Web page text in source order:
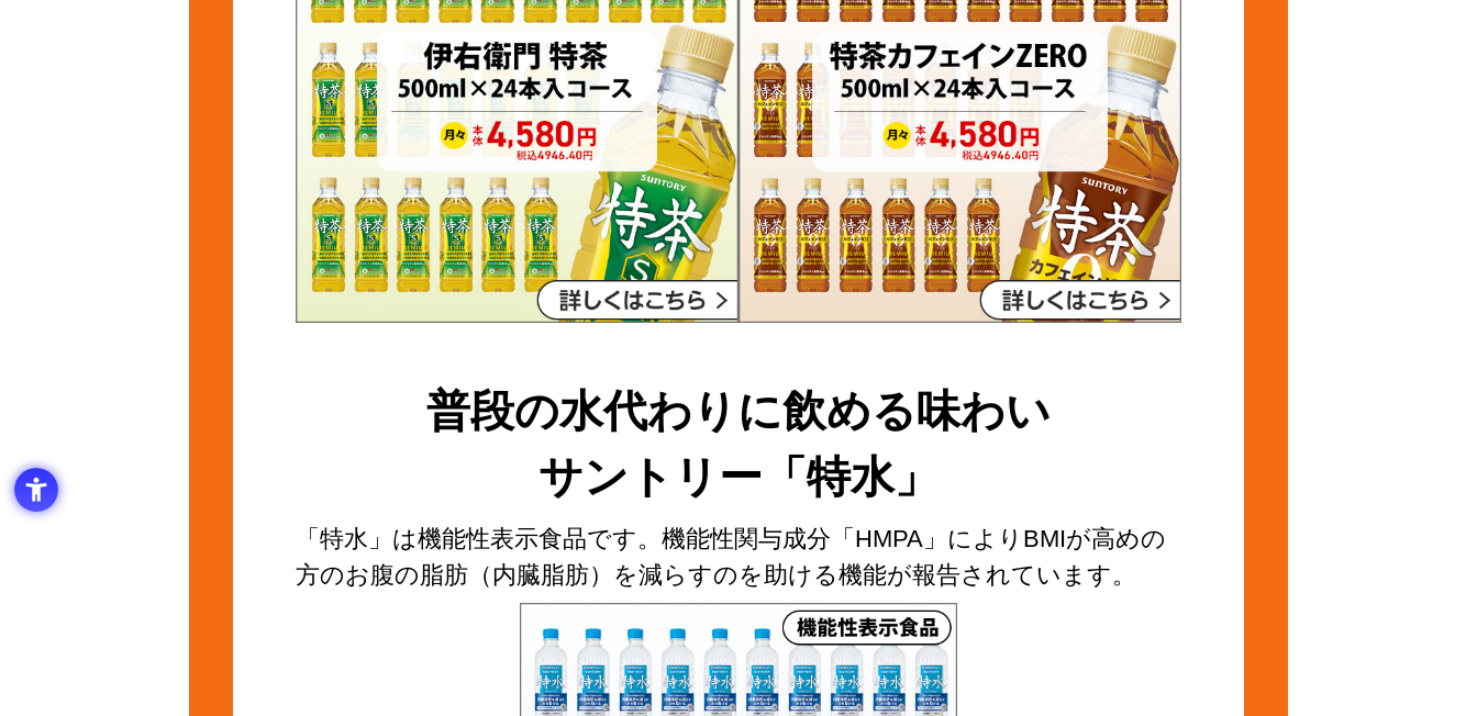
普段の水代わりに飲める味わい
サントリー「特水」
「特水」は機能性表示食品です。機能性関与成分「HMPA」によりBMIが高めの
方のお腹の脂肪（内臓脂肪）を減らすのを助ける機能が報告されています。